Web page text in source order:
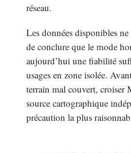
réseau.
Les données disponibles
de conclure que le mode
aujourd’hui une fiabilité
usages en zone isolée.
terrain mal couvert, croiser
source cartographique
précaution la plus